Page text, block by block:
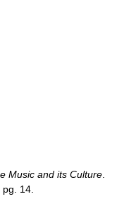
Music and its Culture
, pg. 14.